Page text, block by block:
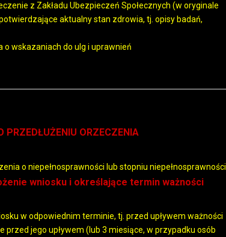
z Zakładu Ubezpieczeń Społecznych (w oryginale
aktualny stan zdrowia, tj. opisy badań,
o wskazaniach do ulg i uprawnień
PRZEDŁUŻENIU ORZECZENIA
o niepełnosprawności lub stopniu niepełnosprawności
wniosku i określające termin ważności
w odpowiednim terminie, tj. przed upływem ważności
jego upływem (lub 3 miesiące, w przypadku osób